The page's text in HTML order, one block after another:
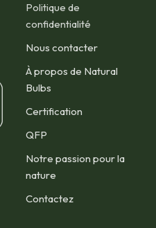
Politique de
confidentialité
Nous contacter​
À propos de Natural
Bulbs
Certification
QFP​
Notre passion pour la
nature
Contactez